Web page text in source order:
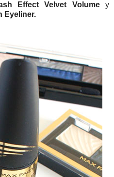
Effect Velvet Volumey
Eyeliner.